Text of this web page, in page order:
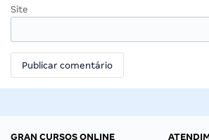
Site
GRAN CURSOS ONLINE